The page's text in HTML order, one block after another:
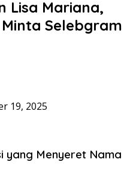
Lisa Mariana,
Selebgram
19, 2025
yang Menyeret Nama